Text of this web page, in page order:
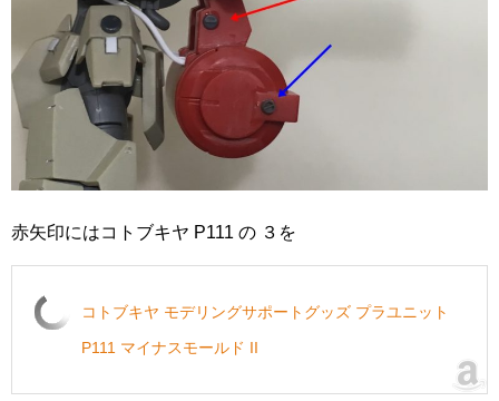
赤矢印にはコトブキヤ P111 の ３を
コトブキヤ モデリングサポートグッズ プラユニット
P111 マイナスモールド II